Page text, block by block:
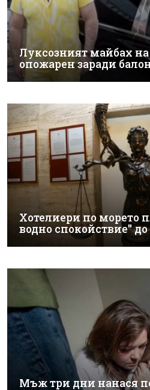
Луксозният майбах
опожарен заради
Хотелиери по морето
водно спокойствие"
Мъж три дни нанася